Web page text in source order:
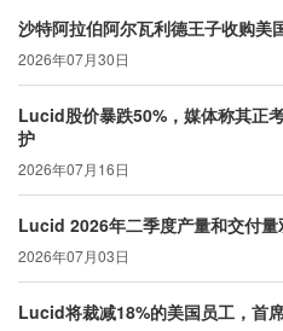
沙特阿拉伯阿尔瓦利德王子收购
2026年07月30日
Lucid股价暴跌50%，媒体称其正
护
2026年07月16日
Lucid 2026年二季度产量和交付
2026年07月03日
Lucid将裁减18%的美国员工，首